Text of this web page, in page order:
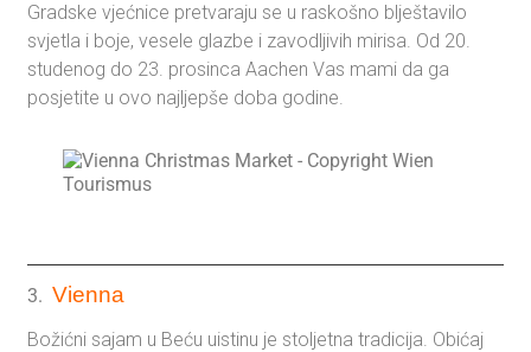
Gradske vjećnice pretvaraju se u raskošno blještavilo
svjetla i boje, vesele glazbe i zavodljivih mirisa. Od 20.
studenog do 23. prosinca Aachen Vas mami da ga
posjetite u ovo najljepše doba godine.
3.Vienna
Božićni sajam u Beću uistinu je stoljetna tradicija. Obićaj